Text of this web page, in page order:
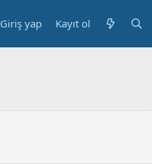
Giriş yap Kayıt ol